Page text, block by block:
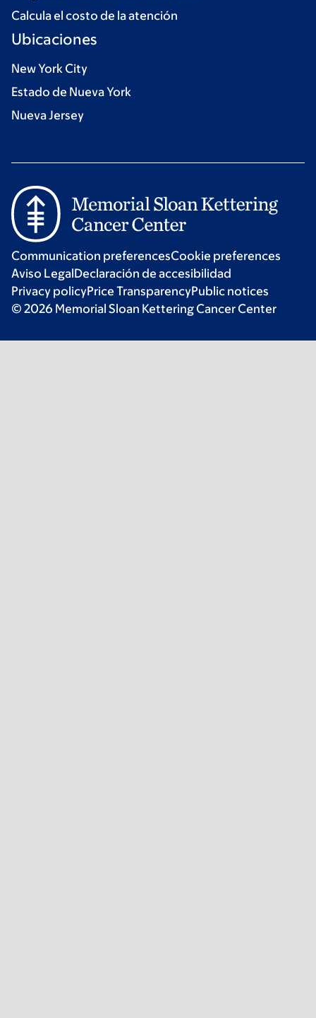
Calcula el costo de la atención
Ubicaciones
New York City
Estado de Nueva York
Nueva Jersey
Communication preferencesCookie preferences
Aviso LegalDeclaración de accesibilidad
Privacy policyPrice TransparencyPublic notices
© 2026 Memorial Sloan Kettering Cancer Center